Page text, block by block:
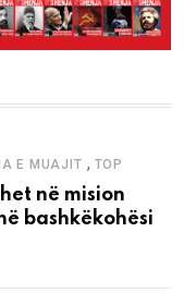
E MUAJIT , TOP
në mision
bashkëkohësi